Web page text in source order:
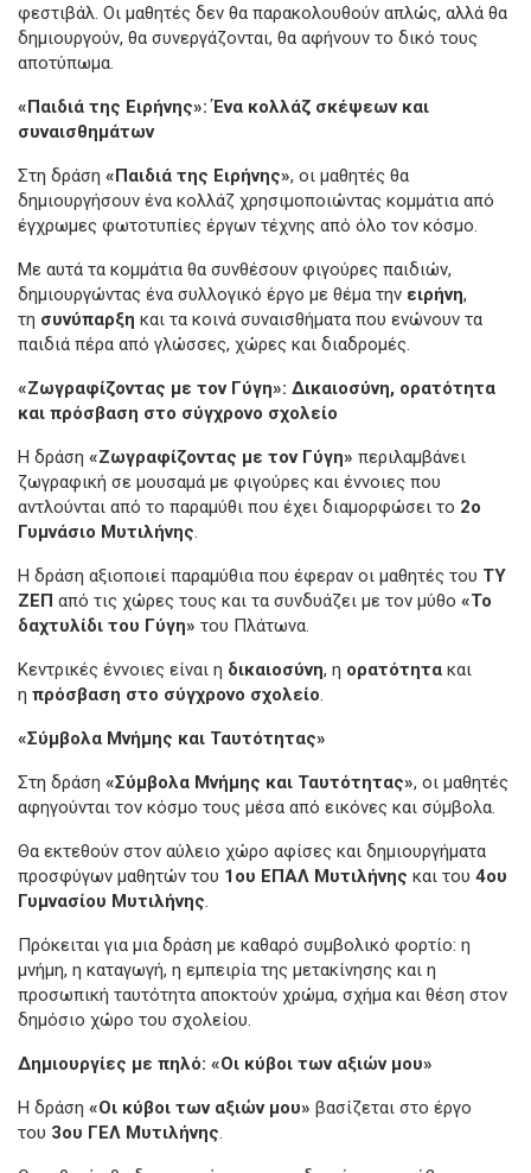
φεστιβάλ. Οι μαθητές δεν θα παρακολουθούν απλώς, αλλά θα
δημιουργούν, θα συνεργάζονται, θα αφήνουν το δικό τους
αποτύπωμα.
«Παιδιά της Ειρήνης»: Ένα κολλάζ σκέψεων και
συναισθημάτων
Στη δράση «Παιδιά της Ειρήνης», οι μαθητές θα
δημιουργήσουν ένα κολλάζ χρησιμοποιώντας κομμάτια από
έγχρωμες φωτοτυπίες έργων τέχνης από όλο τον κόσμο.
Με αυτά τα κομμάτια θα συνθέσουν φιγούρες παιδιών,
δημιουργώντας ένα συλλογικό έργο με θέμα την ειρήνη,
τη συνύπαρξη και τα κοινά συναισθήματα που ενώνουν τα
παιδιά πέρα από γλώσσες, χώρες και διαδρομές.
«Ζωγραφίζοντας με τον Γύγη»: Δικαιοσύνη, ορατότητα
και πρόσβαση στο σύγχρονο σχολείο
Η δράση «Ζωγραφίζοντας με τον Γύγη» περιλαμβάνει
ζωγραφική σε μουσαμά με φιγούρες και έννοιες που
αντλούνται από το παραμύθι που έχει διαμορφώσει το 2ο
Γυμνάσιο Μυτιλήνης
Η δράση αξιοποιεί παραμύθια που έφεραν οι μαθητές του ΤΥ
ΖΕΠ από τις χώρες τους και τα συνδυάζει με τον μύθο «Το
δαχτυλίδι του Γύγη» του Πλάτωνα.
Κεντρικές έννοιες είναι η δικαιοσύνη, η ορατότητα και
η πρόσβαση στο σύγχρονο σχολείο
«Σύμβολα Μνήμης και Ταυτότητας»
Στη δράση «Σύμβολα Μνήμης και Ταυτότητας», οι μαθητές
αφηγούνται τον κόσμο τους μέσα από εικόνες και σύμβολα.
Θα εκτεθούν στον αύλειο χώρο αφίσες και δημιουργήματα
προσφύγων μαθητών του 1ου ΕΠΑΛ Μυτιλήνης και του 4ου
Γυμνασίου Μυτιλήνης
Πρόκειται για μια δράση με καθαρό συμβολικό φορτίο: η
μνήμη, η καταγωγή, η εμπειρία της μετακίνησης και η
προσωπική ταυτότητα αποκτούν χρώμα, σχήμα και θέση στον
δημόσιο χώρο του σχολείου.
Δημιουργίες με πηλό: «Οι κύβοι των αξιών μου»
Η δράση «Οι κύβοι των αξιών μου» βασίζεται στο έργο
του 3ου ΓΕΛ Μυτιλήνης